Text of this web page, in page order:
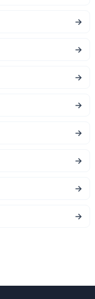
→
→
→
→
→
→
→
→